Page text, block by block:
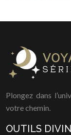
Plongez dans
votre chemin.
OUTILS